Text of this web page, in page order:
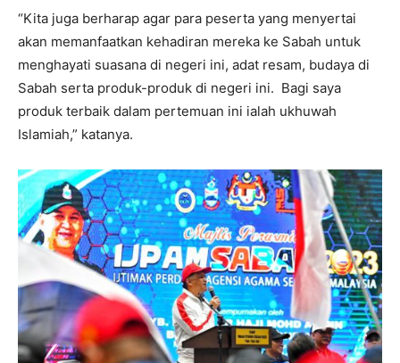
“Kita juga berharap agar para peserta yang menyertai
akan memanfaatkan kehadiran mereka ke Sabah untuk
menghayati suasana di negeri ini, adat resam, budaya di
Sabah serta produk-produk di negeri ini. Bagi saya
produk terbaik dalam pertemuan ini ialah ukhuwah
Islamiah,” katanya.